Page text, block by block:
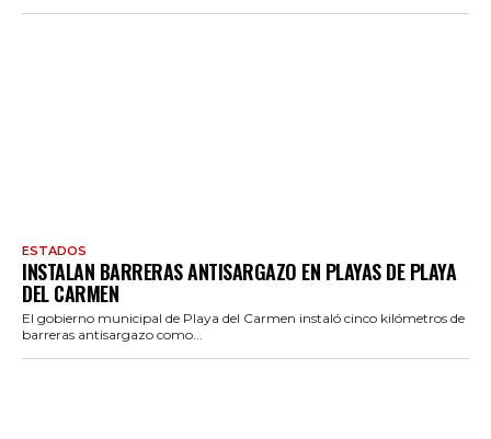
ESTADOS
INSTALAN BARRERAS ANTISARGAZO EN PLAYAS DE PLAYA
DEL CARMEN
El gobierno municipal de Playa del Carmen instaló cinco kilómetros de
barreras antisargazo como...